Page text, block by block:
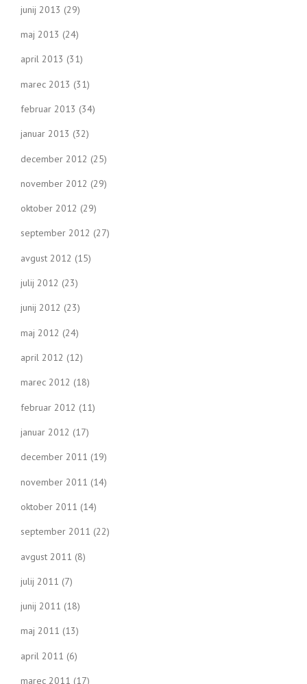
junij 2013 (29)
maj 2013 (24)
april 2013 (31)
marec 2013 (31)
februar 2013 (34)
januar 2013 (32)
december 2012 (25)
november 2012 (29)
oktober 2012 (29)
september 2012 (27)
avgust 2012 (15)
julij 2012 (23)
junij 2012 (23)
maj 2012 (24)
april 2012 (12)
marec 2012 (18)
februar 2012 (11)
januar 2012 (17)
december 2011 (19)
november 2011 (14)
oktober 2011 (14)
september 2011 (22)
avgust 2011 (8)
julij 2011 (7)
junij 2011 (18)
maj 2011 (13)
april 2011 (6)
marec 2011 (17)